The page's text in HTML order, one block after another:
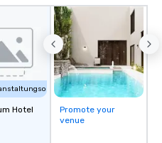
Hotel
Promote your
venue